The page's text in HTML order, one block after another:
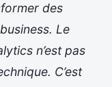
des
Le
n’est pas
C’est